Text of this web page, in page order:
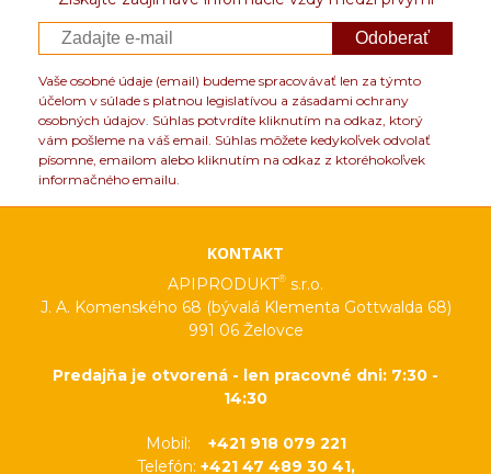
Odoberať
Vaše osobné údaje (email) budeme spracovávať len za týmto
účelom v súlade s platnou legislatívou a zásadami ochrany
osobných údajov. Súhlas potvrdíte kliknutím na odkaz, ktorý
vám pošleme na váš email. Súhlas môžete kedykoľvek odvolať
písomne, emailom alebo kliknutím na odkaz z ktoréhokoľvek
informačného emailu.
KONTAKT
APIPRODUKT® s.r.o.
J. A. Komenského 68 (bývalá Klementa Gottwalda 68)
991 06 Želovce
Predajňa je otvorená - len pracovné dni: 7:30 -
14:30
Mobil: +421 918 079 221
Telefón: +421 47 489 30 41,